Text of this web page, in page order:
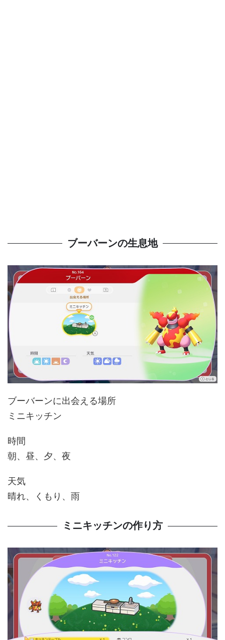
ブーバーンの生息地
ブーバーンに出会える場所
ミニキッチン
時間
朝、昼、夕、夜
天気
晴れ、くもり、雨
ミニキッチンの作り方